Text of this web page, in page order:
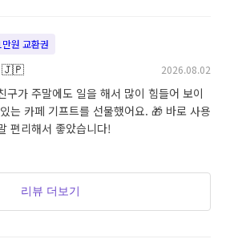
원 교환권
🇯🇵 2026.08.02
구가 주말에도 일을 해서 많이 힘들어 보이
는 카페 기프트를 선물했어요. 🎁 바로 사용
편리해서 좋았습니다!
리뷰 더보기